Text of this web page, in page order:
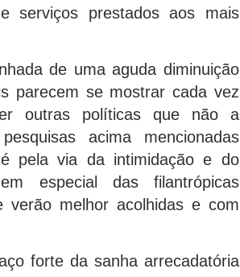
serviços prestados aos mais
de uma aguda diminuição
parecem se mostrar cada vez
outras políticas que não a
acima mencionadas
pela via da intimidação e do
especial das filantrópicas
melhor acolhidas e com
forte da sanha arrecadatória